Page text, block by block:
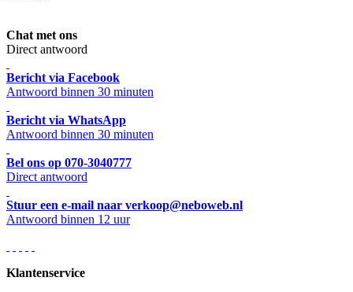
Chat met ons
Direct antwoord
Bericht via Facebook
Antwoord binnen 30 minuten
Bericht via WhatsApp
Antwoord binnen 30 minuten
Bel ons op 070-3040777
Direct antwoord
Stuur een e-mail naar verkoop@neboweb.nl
Antwoord binnen 12 uur
Klantenservice